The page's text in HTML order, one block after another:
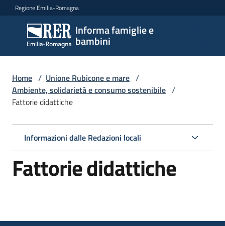
Vai al contenuto
Vai alla navigazione
Vai al footer
Regione Emilia-Romagna
Informa famiglie e
bambini
Informa
famiglie
e
bambini
famiglie
Home / Unione Rubicone e mare /
Ambiente, solidarietà e consumo sostenibile /
Fattorie didattiche
Informazioni dalle Redazioni locali
Fattorie didattiche